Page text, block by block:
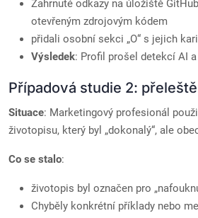
Zahrnuté odkazy na úložiště
otevřeným zdrojovým kódem
přidali osobní sekci „O“ s jejich
Výsledek: Profil prošel detekcí AI
Případová studie 2:
Situace: Marketingový profesionál
životopisu, který byl „dokonalý“, ale
Co se stalo:
životopis byl označen pro
Chyběly konkrétní příklady nebo